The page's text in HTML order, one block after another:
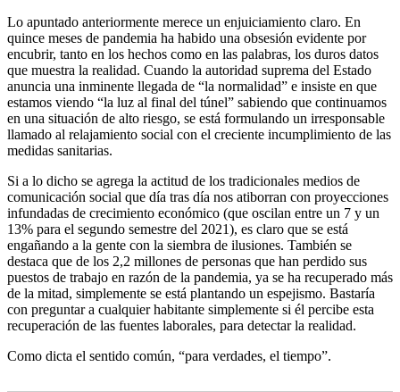
Lo apuntado anteriormente merece un enjuiciamiento claro. En
quince meses de pandemia ha habido una obsesión evidente por
encubrir, tanto en los hechos como en las palabras, los duros datos
que muestra la realidad. Cuando la autoridad suprema del Estado
anuncia una inminente llegada de “la normalidad” e insiste en que
estamos viendo “la luz al final del túnel” sabiendo que continuamos
en una situación de alto riesgo, se está formulando un irresponsable
llamado al relajamiento social con el creciente incumplimiento de las
medidas sanitarias.
Si a lo dicho se agrega la actitud de los tradicionales medios de
comunicación social que día tras día nos atiborran con proyecciones
infundadas de crecimiento económico (que oscilan entre un 7 y un
13% para el segundo semestre del 2021), es claro que se está
engañando a la gente con la siembra de ilusiones. También se
destaca que de los 2,2 millones de personas que han perdido sus
puestos de trabajo en razón de la pandemia, ya se ha recuperado más
de la mitad, simplemente se está plantando un espejismo. Bastaría
con preguntar a cualquier habitante simplemente si él percibe esta
recuperación de las fuentes laborales, para detectar la realidad.
Como dicta el sentido común, “para verdades, el tiempo”.